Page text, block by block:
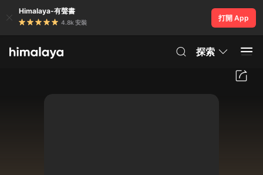
Himalaya-有聲書
4.8k 安裝
打開 App
探索